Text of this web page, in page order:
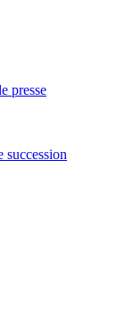
presse
succession